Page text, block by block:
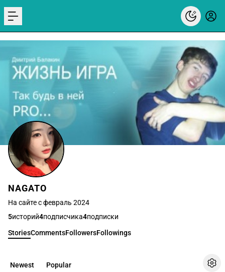
menu
NAGATO
На сайте с февраль 2024
5историй4подписчика4подписки
StoriesCommentsFollowersFollowings
Newest Popular